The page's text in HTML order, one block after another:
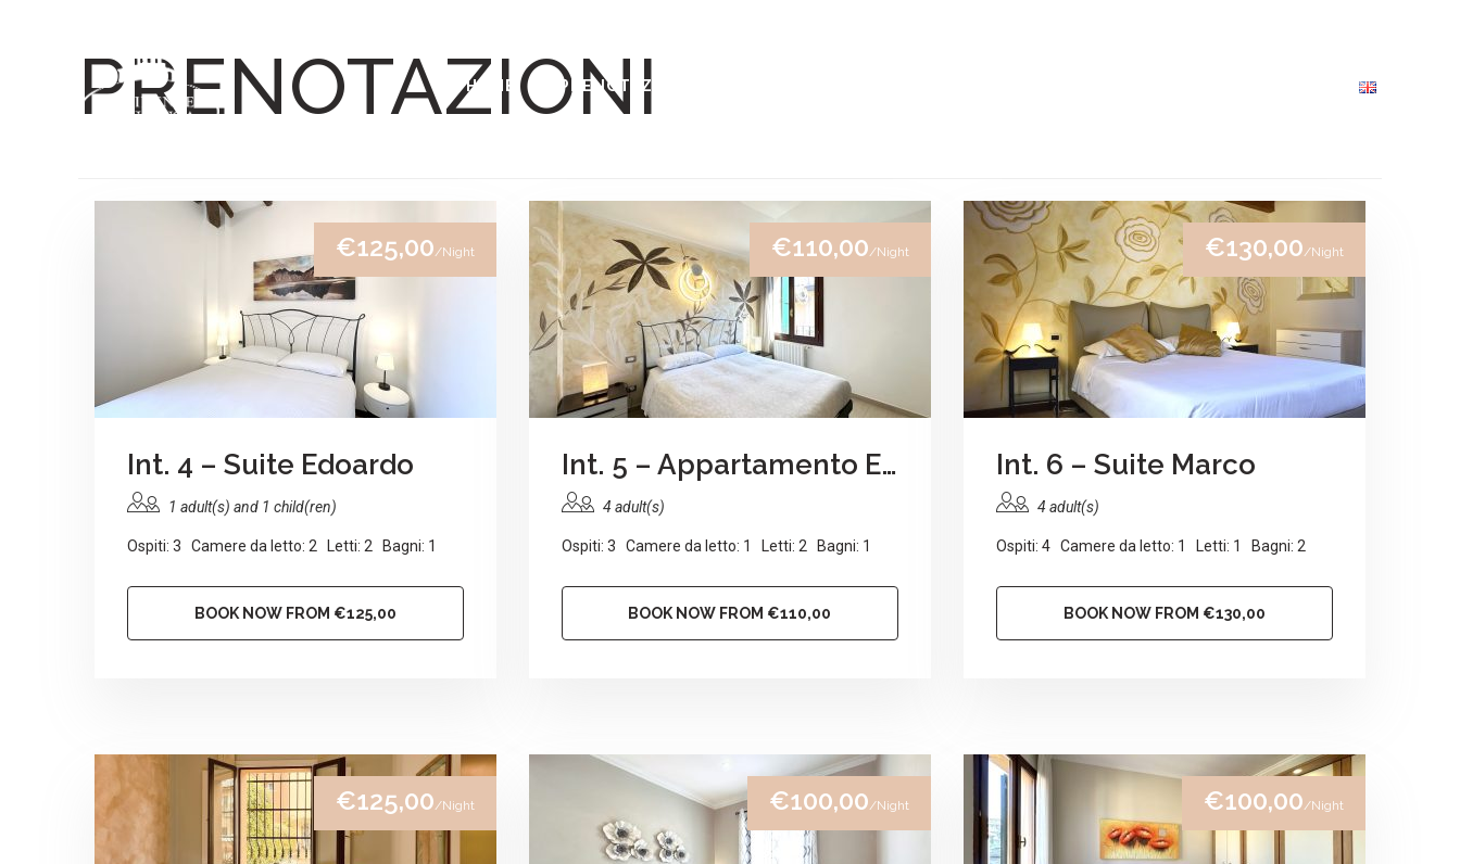
HOME PRENOTAZIONI
PRENOTAZIONI
€125,00/Night
Int. 4 – Suite Edoardo
1 adult(s) and 1 child(ren)
Ospiti: 3 Camere da letto: 2 Letti: 2 Bagni: 1
BOOK NOW FROM €125,00
€110,00/Night
Int. 5 – Appartamento Elios
4 adult(s)
Ospiti: 3 Camere da letto: 1 Letti: 2 Bagni: 1
BOOK NOW FROM €110,00
€130,00/Night
Int. 6 – Suite Marco
4 adult(s)
Ospiti: 4 Camere da letto: 1 Letti: 1 Bagni: 2
BOOK NOW FROM €130,00
€125,00/Night €100,00/Night €100,00/Night